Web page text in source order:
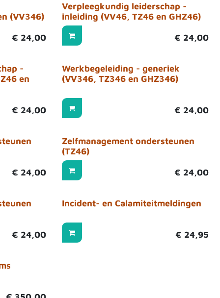
(VV346)
€ 24,00
Verpleegkundig leiderschap -
inleiding (VV46, TZ46 en GHZ46)
€ 24,00
-
en
€ 24,00
Werkbegeleiding - generiek
(VV346, TZ346 en GHZ346)
€ 24,00
€ 24,00
Zelfmanagement ondersteunen
(TZ46)
€ 24,00
€ 24,00
Incident- en Calamiteitmeldingen
€ 24,95